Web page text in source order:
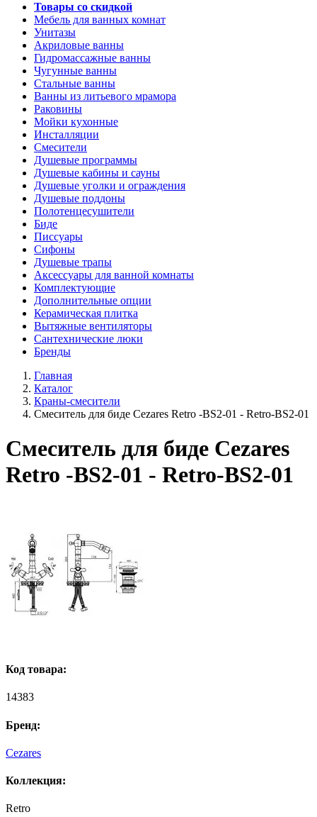
Товары со скидкой
Мебель для ванных комнат
Унитазы
Акриловые ванны
Гидромассажные ванны
Чугунные ванны
Стальные ванны
Ванны из литьевого мрамора
Раковины
Мойки кухонные
Инсталляции
Смесители
Душевые программы
Душевые кабины и сауны
Душевые уголки и ограждения
Душевые поддоны
Полотенцесушители
Биде
Писсуары
Сифоны
Душевые трапы
Аксессуары для ванной комнаты
Комплектующие
Дополнительные опции
Керамическая плитка
Вытяжные вентиляторы
Сантехнические люки
Бренды
Главная
Каталог
Краны-смесители
Смеситель для биде Cezares Retro -BS2-01 - Retro-BS2-01
Смеситель для биде Cezares
Retro -BS2-01 - Retro-BS2-01
Код товара:
14383
Бренд:
Cezares
Коллекция:
Retro